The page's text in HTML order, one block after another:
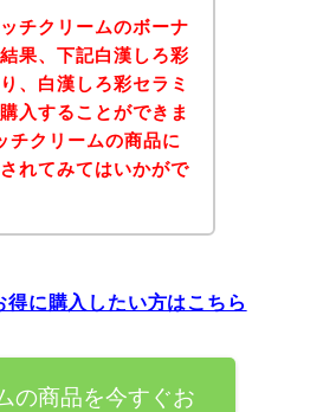
チクリームのボーナ
果、下記白漢しろ彩
、白漢しろ彩セラミ
入することができま
チクリームの商品に
れてみてはいかがで
に購入したい方はこちら
の商品を今すぐお